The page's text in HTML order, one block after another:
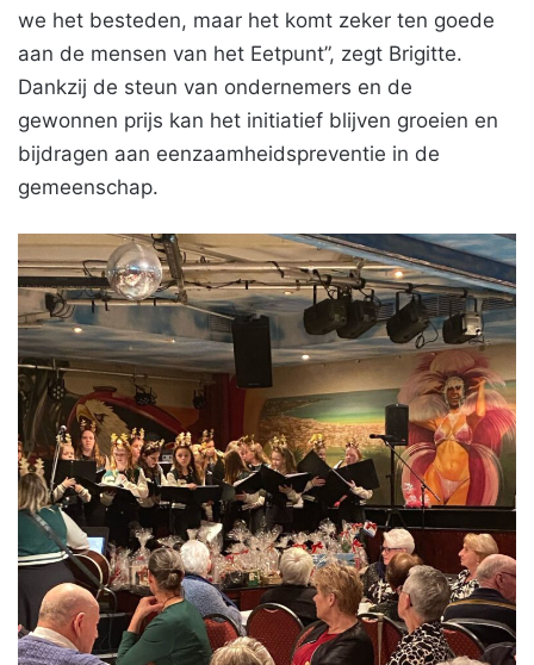
we het besteden, maar het komt zeker ten goede
aan de mensen van het Eetpunt”, zegt Brigitte.
Dankzij de steun van ondernemers en de
gewonnen prijs kan het initiatief blijven groeien en
bijdragen aan eenzaamheidspreventie in de
gemeenschap.